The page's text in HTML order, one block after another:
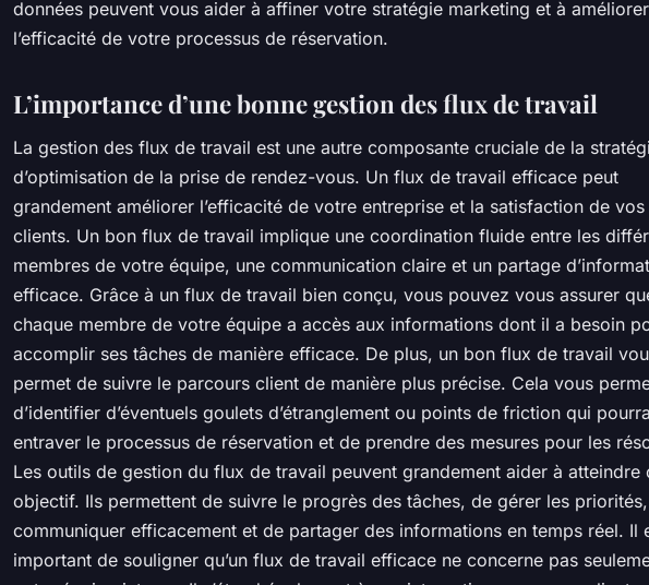
données peuvent vous aider à affiner votre stratégie marketing et à améliorer
l’efficacité de votre processus de réservation.
L’importance d’une bonne gestion des flux de travail
La gestion des flux de travail est une autre composante cruciale de la
d’optimisation de la prise de rendez-vous. Un flux de travail efficace peut
grandement améliorer l’efficacité de votre entreprise et la satisfaction de vos
clients. Un bon flux de travail implique une coordination fluide entre les
membres de votre équipe, une communication claire et un partage
efficace. Grâce à un flux de travail bien conçu, vous pouvez vous assurer
chaque membre de votre équipe a accès aux informations dont il a besoin
accomplir ses tâches de manière efficace. De plus, un bon flux de travail
permet de suivre le parcours client de manière plus précise. Cela vous
d’identifier d’éventuels goulets d’étranglement ou points de friction qui
entraver le processus de réservation et de prendre des mesures pour les
Les outils de gestion du flux de travail peuvent grandement aider à atteindre
objectif. Ils permettent de suivre le progrès des tâches, de gérer les
communiquer efficacement et de partager des informations en temps réel. Il
important de souligner qu’un flux de travail efficace ne concerne pas